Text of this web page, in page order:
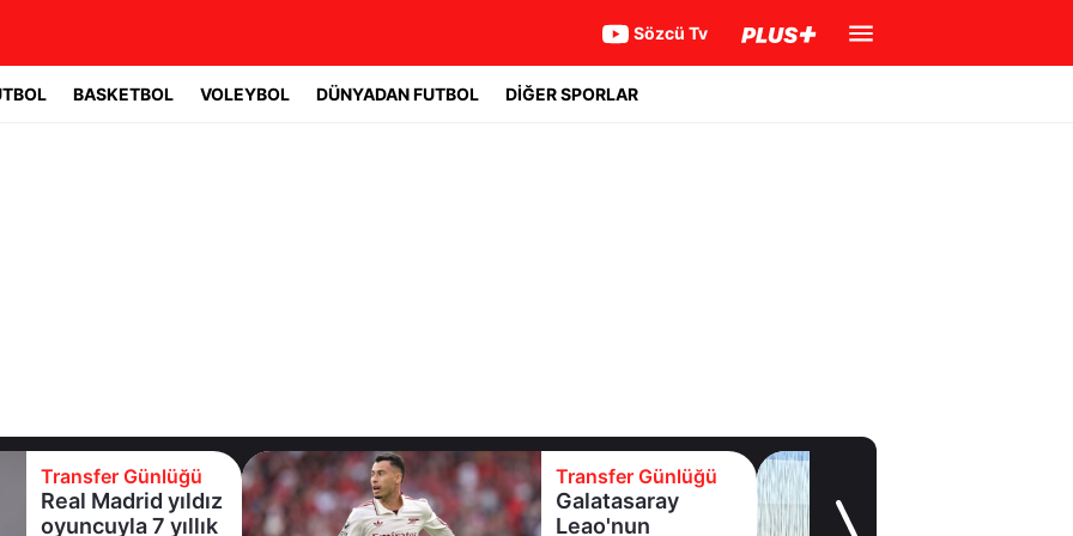
Sözcü Tv
BASKETBOL VOLEYBOL DÜNYADAN FUTBOL DİĞER SPORLAR
Günlüğü
Madrid yıldız
7 yıllık
Transfer Günlüğü
Galatasaray
Leao'nun